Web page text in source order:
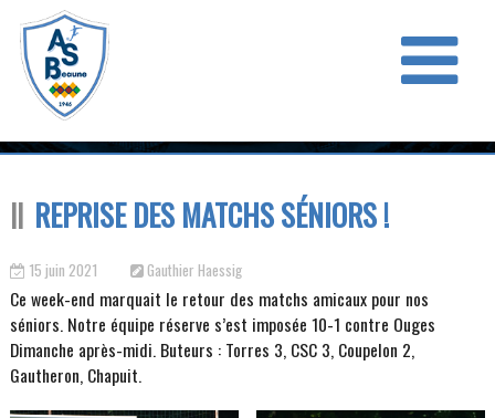
REPRISE DES MATCHS SÉNIORS !
15 juin 2021 Gauthier Haessig
Ce week-end marquait le retour des matchs amicaux pour nos
séniors. Notre équipe réserve s’est imposée 10-1 contre Ouges
Dimanche après-midi. Buteurs : Torres 3, CSC 3, Coupelon 2,
Gautheron, Chapuit.